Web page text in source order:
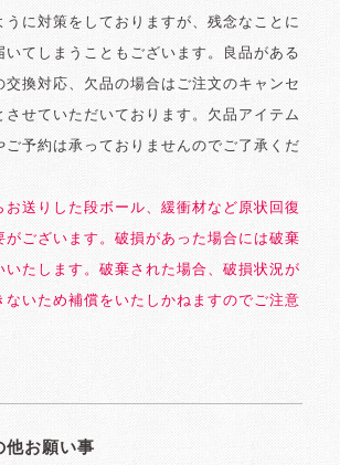
うに対策をしておりますが、残念なことに
いてしまうこともございます。良品がある
交換対応、欠品の場合はご注文のキャンセ
させていただいております。欠品アイテム
ご予約は承っておりませんのでご了承くだ
送りした段ボール、緩衝材など原状回復
がございます。破損があった場合には破棄
いたします。破棄された場合、破損状況が
ないため補償をいたしかねますのでご注意
お願い事